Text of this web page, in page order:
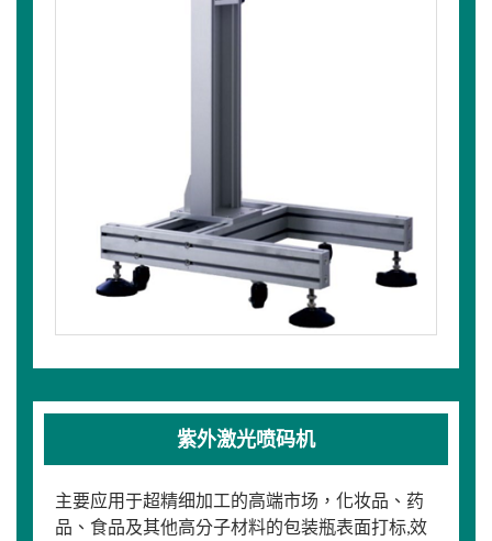
紫外激光喷码机
主要应用于超精细加工的高端市场，化妆品、药
品、食品及其他高分子材料的包装瓶表面打标,效